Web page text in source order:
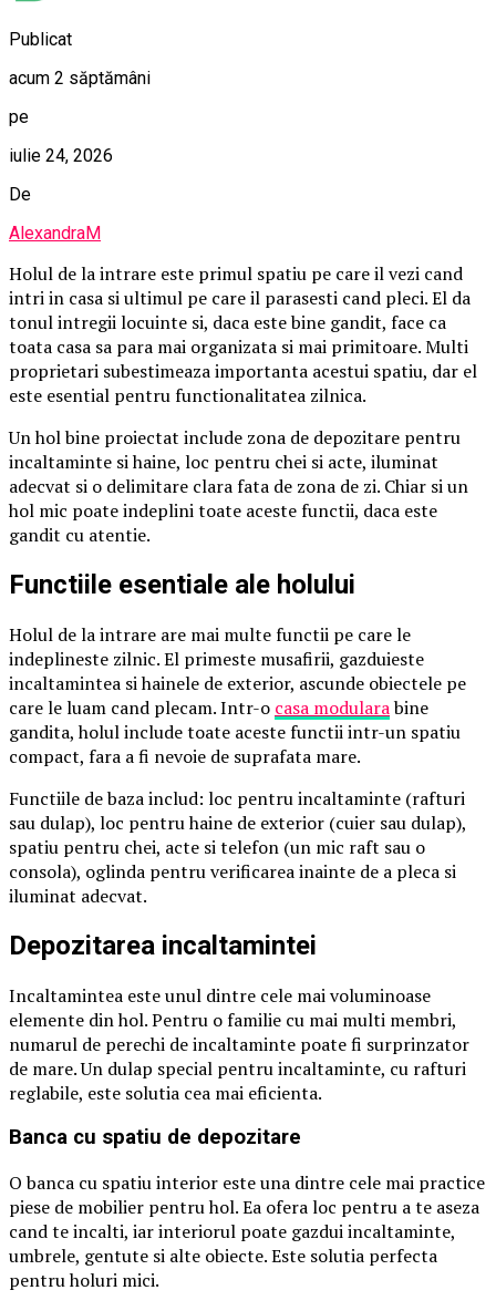
Publicat
acum 2 săptămâni
pe
iulie 24, 2026
De
AlexandraM
Holul de la intrare este primul spatiu pe care il vezi cand
intri in casa si ultimul pe care il parasesti cand pleci. El da
tonul intregii locuinte si, daca este bine gandit, face ca
toata casa sa para mai organizata si mai primitoare. Multi
proprietari subestimeaza importanta acestui spatiu, dar el
este esential pentru functionalitatea zilnica.
Un hol bine proiectat include zona de depozitare pentru
incaltaminte si haine, loc pentru chei si acte, iluminat
adecvat si o delimitare clara fata de zona de zi. Chiar si un
hol mic poate indeplini toate aceste functii, daca este
gandit cu atentie.
Functiile esentiale ale holului
Holul de la intrare are mai multe functii pe care le
indeplineste zilnic. El primeste musafirii, gazduieste
incaltamintea si hainele de exterior, ascunde obiectele pe
care le luam cand plecam. Intr-o casa modularabine
gandita, holul include toate aceste functii intr-un spatiu
compact, fara a fi nevoie de suprafata mare.
Functiile de baza includ: loc pentru incaltaminte (rafturi
sau dulap), loc pentru haine de exterior (cuier sau dulap),
spatiu pentru chei, acte si telefon (un mic raft sau o
consola), oglinda pentru verificarea inainte de a pleca si
iluminat adecvat.
Depozitarea incaltamintei
Incaltamintea este unul dintre cele mai voluminoase
elemente din hol. Pentru o familie cu mai multi membri,
numarul de perechi de incaltaminte poate fi surprinzator
de mare. Un dulap special pentru incaltaminte, cu rafturi
reglabile, este solutia cea mai eficienta.
Banca cu spatiu de depozitare
O banca cu spatiu interior este una dintre cele mai practice
piese de mobilier pentru hol. Ea ofera loc pentru a te aseza
cand te incalti, iar interiorul poate gazdui incaltaminte,
umbrele, gentute si alte obiecte. Este solutia perfecta
pentru holuri mici.